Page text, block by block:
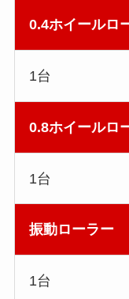
0.4ホイールロ
1台
0.8ホイールロ
1台
振動ローラー
1台